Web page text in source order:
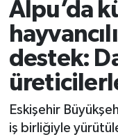
Alpu’da
destek:
Eskişehir
iş birliğiyle
SPOR
YAŞAM
Son Dakika
Haber Arşivi